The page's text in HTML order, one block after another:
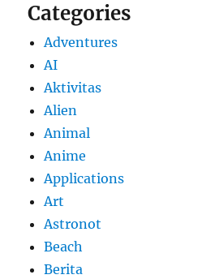
Categories
Adventures
AI
Aktivitas
Alien
Animal
Anime
Applications
Art
Astronot
Beach
Berita